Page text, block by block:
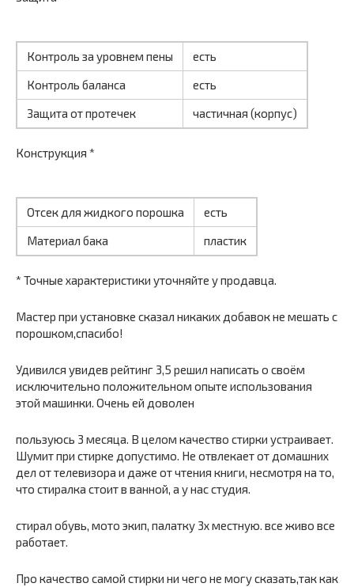
Контроль за уровнем пены
есть
Контроль баланса
есть
Защита от протечек
частичная (корпус)
Конструкция *
Отсек для жидкого порошка
есть
Материал бака
пластик
* Точные характеристики уточняйте у продавца.
Мастер при установке сказал никаких добавок не мешать с
порошком,спасибо!
Удивился увидев рейтинг 3,5 решил написать о своём
исключительно положительном опыте использования
этой машинки. Очень ей доволен
пользуюсь 3 месяца. В целом качество стирки устраивает.
Шумит при стирке допустимо. Не отвлекает от домашних
дел от телевизора и даже от чтения книги, несмотря на то,
что стиралка стоит в ванной, а у нас студия.
стирал обувь, мото экип, палатку 3х местную. все живо все
работает.
Про качество самой стирки ни чего не могу сказать,так как